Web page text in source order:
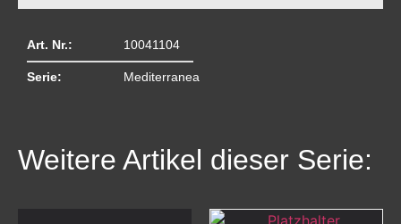
Art. Nr.: 10041104
Serie: Mediterranea
Weitere Artikel dieser Serie: